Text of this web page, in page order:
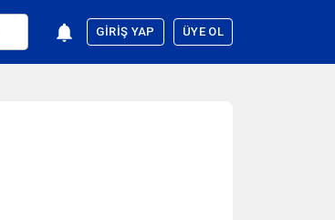
GIRIŞ YAP ÜYE OL